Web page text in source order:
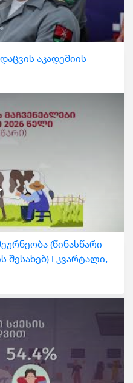
აკადემიის
(წინასწარი
შესახებ) I კვარტალი,